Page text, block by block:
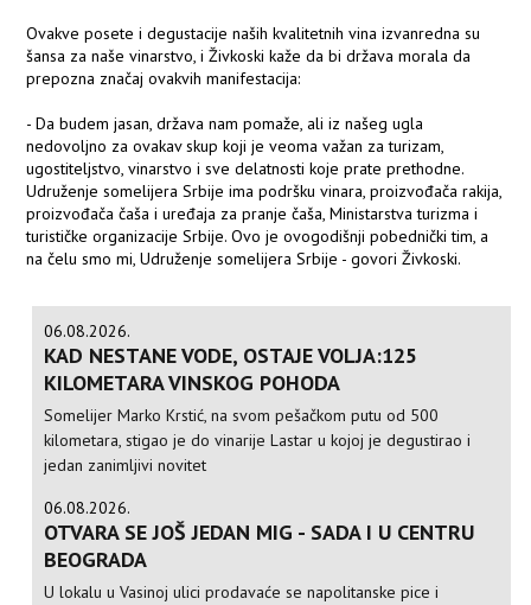
Ovakve posete i degustacije naših kvalitetnih vina izvanredna su
šansa za naše vinarstvo, i Živkoski kaže da bi država morala da
prepozna značaj ovakvih manifestacija:
- Da budem jasan, država nam pomaže, ali iz našeg ugla
nedovoljno za ovakav skup koji je veoma važan za turizam,
ugostiteljstvo, vinarstvo i sve delatnosti koje prate prethodne.
Udruženje somelijera Srbije ima podršku vinara, proizvođača rakija,
proizvođača čaša i uređaja za pranje čaša, Ministarstva turizma i
turističke organizacije Srbije. Ovo je ovogodišnji pobednički tim, a
na čelu smo mi, Udruženje somelijera Srbije - govori Živkoski.
06.08.2026.
KAD NESTANE VODE, OSTAJE VOLJA:125
KILOMETARA VINSKOG POHODA
Somelijer Marko Krstić, na svom pešačkom putu od 500
kilometara, stigao je do vinarije Lastar u kojoj je degustirao i
jedan zanimljivi novitet
06.08.2026.
OTVARA SE JOŠ JEDAN MIG - SADA I U CENTRU
BEOGRADA
U lokalu u Vasinoj ulici prodavaće se napolitanske pice i